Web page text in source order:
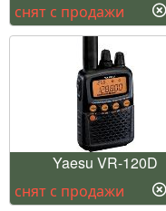
снят с продажи
Yaesu VR-120D
снят с продажи